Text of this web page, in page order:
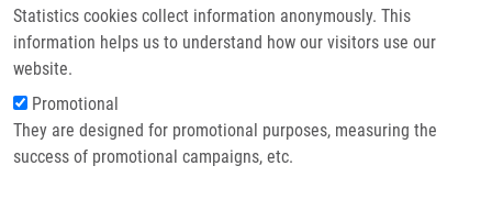
Statistics cookies collect information anonymously. This
information helps us to understand how our visitors use our
website.
Promotional
They are designed for promotional purposes, measuring the
success of promotional campaigns, etc.
Drobečková navigace
Domů
Diffuse Large B-cell Lymphoma: The History, Current View And New
Perspectives